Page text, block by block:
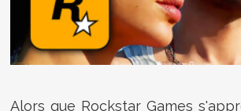
Alors que Rockstar Games